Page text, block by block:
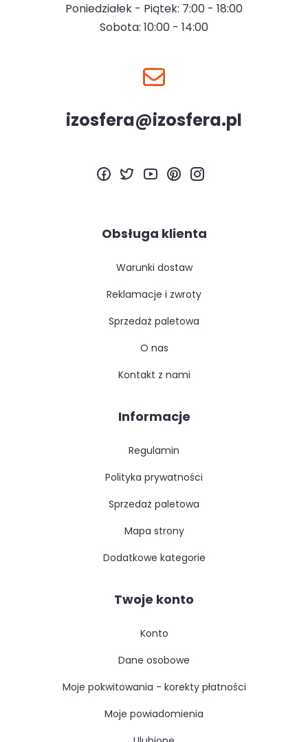
Poniedziałek - Piątek: 7:00 - 18:00
Sobota: 10:00 - 14:00
izosfera@izosfera.pl
Obsługa klienta
warunki dostaw
reklamacje i zwroty
sprzedaż paletowa
o nas
kontakt z nami
Informacje
regulamin
polityka prywatności
sprzedaż paletowa
mapa strony
dodatkowe kategorie
Twoje konto
konto
dane osobowe
moje pokwitowania - korekty płatności
moje powiadomienia